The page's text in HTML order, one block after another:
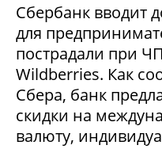
Сбербанк вводит
для
пострадали при
Wildberries. Как
Сбера, банк
скидки на
валюту,